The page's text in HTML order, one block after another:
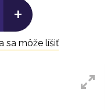
+
sa môže líšiť